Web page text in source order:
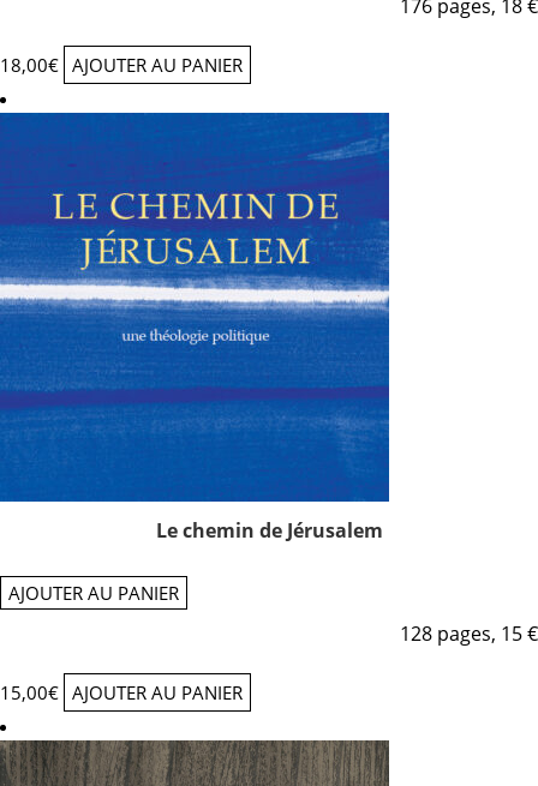
176 pages, 18 €
18,00€ AJOUTER AU PANIER
Le chemin de Jérusalem
AJOUTER AU PANIER
128 pages, 15 €
15,00€ AJOUTER AU PANIER